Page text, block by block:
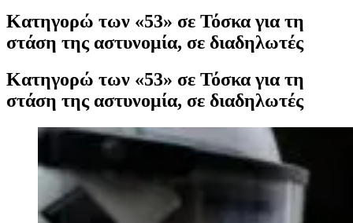
Κατηγορώ των «53» σε Τόσκα για τη
στάση της αστυνομία, σε διαδηλωτές
Κατηγορώ των «53» σε Τόσκα για τη
στάση της αστυνομία, σε διαδηλωτές